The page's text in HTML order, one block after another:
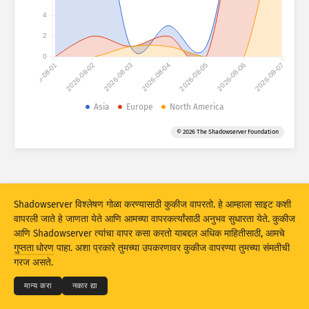
ओव्हरलॅपिंग
अपडेट करा रिसेट
PNG म्हणून डाउनलोड करा या डेटाबद्दल
IoT डिव्हाइस फिंगरप्रिंटिंग आणि हनीपॉट हल्ल्याची आकडेवारीला EU च्या कनेक्टिंग युरोप सुविधे
(Connecting Europe Facility) द्वारे सह-वित्तपुरवठाकेला आहे.
2026-08-01 2026-08-02 2026-08-03 2026-08-04 2026-08-05 2026-08-06 2026-08-07
0
2
4
Asia Europe North America
© 2026 The Shadowserver Foundation
© 2026THE SHADOWSERVER FOUNDATION
गुप्तता आणि अटी
आम्हाला संपर्क करा श्रेय
Shadowserver विश्लेषण गोळा करण्यासाठी कुकीज वापरतो. हे आम्हाला साइट कशी
वापरली जाते हे जाणता येते आणि आमच्या वापरकर्त्यांसाठी अनुभव सुधारता येते. कुकीज
आणि Shadowserver त्यांचा वापर कसा करतो याबद्दल अधिक माहितीसाठी, आमचे
गुप्तता धोरण पाहा. अशा प्रकारे तुमच्या उपकरणावर कुकीज वापरण्या तुमच्या संमतीची
गरज असते.
मान्य करा नकार द्या